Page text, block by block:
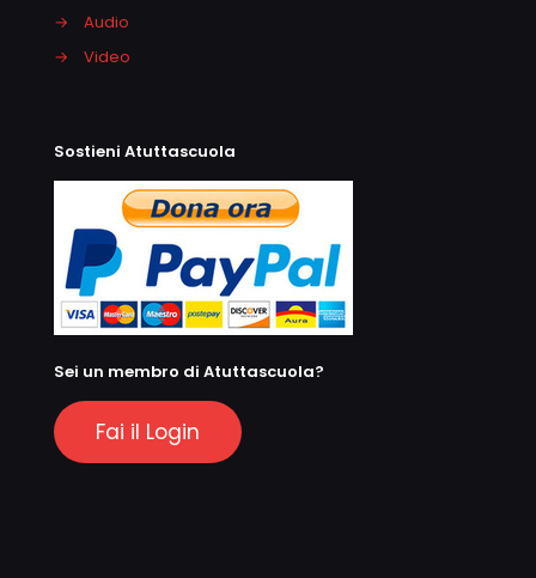
→
Audio
→
Video
Sostieni Atuttascuola
Sei un membro di Atuttascuola?
Fai il Login